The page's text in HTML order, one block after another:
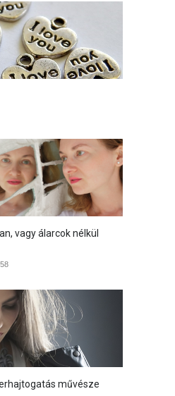
vagy álarcok nélkül
művésze